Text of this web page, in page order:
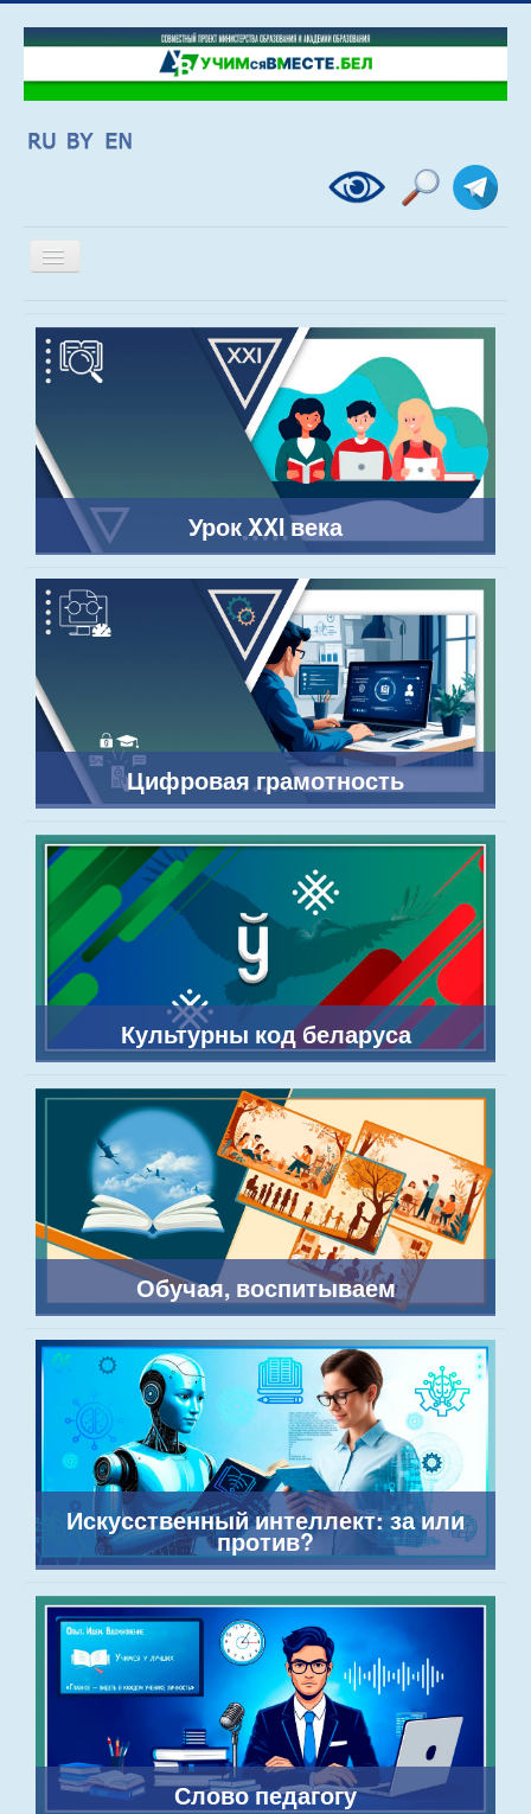
Включить/
выключить
Урок XXI века
Цифровая грамотность
Культурны код беларуса
Обучая, воспитываем
Искусственный интеллект: за или
против?
Слово педагогу